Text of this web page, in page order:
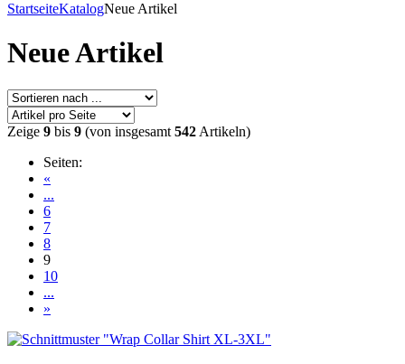
StartseiteKatalogNeue Artikel
Neue Artikel
Zeige 9 bis 9 (von insgesamt 542 Artikeln)
Seiten:
«
...
6
7
8
9
10
...
»